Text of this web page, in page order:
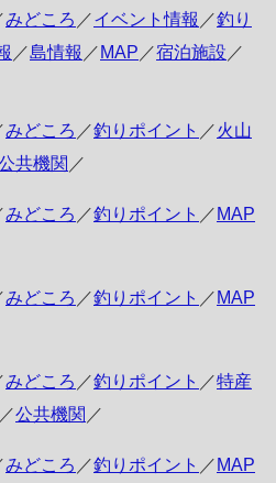
みどころ ／イベント情報 ／釣り
／島情報 ／ MAP ／宿泊施設 ／
みどころ ／釣りポイント ／火山
共機関 ／
みどころ ／釣りポイント ／ MAP
みどころ ／釣りポイント ／ MAP
みどころ ／釣りポイント ／特産
／公共機関 ／
みどころ ／釣りポイント ／ MAP